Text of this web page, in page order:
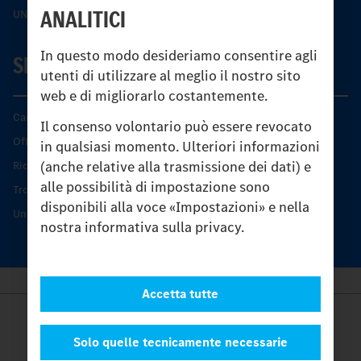
ANALITICI
In questo modo desideriamo consentire agli
utenti di utilizzare al meglio il nostro sito
web e di migliorarlo costantemente.
Il consenso volontario può essere revocato
in qualsiasi momento. Ulteriori informazioni
(anche relative alla trasmissione dei dati) e
alle possibilità di impostazione sono
disponibili alla voce «Impostazioni» e nella
nostra informativa sulla privacy.
Solo quelle tecnicamente necessarie
Accetta tutte
UNI-TOUCH®
SERVIZIO
Caratteristiche di prodotto
Offerta di servizio Unimog
Ricambi originali
Trovare un partner
Unimog Service Days
Provider
Legal Notice